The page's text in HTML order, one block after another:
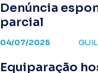
Denúncia
parcial
04/07/2025
Equiparação